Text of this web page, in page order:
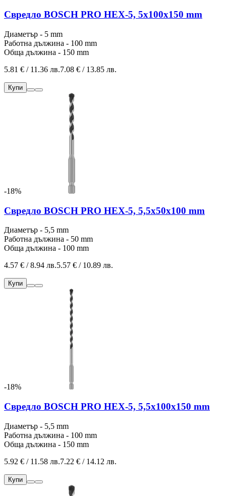
Свредло BOSCH PRO HEX-5, 5x100x150 mm
Диаметър - 5 mm
Работна дължина - 100 mm
Обща дължина - 150 mm
5.81 € / 11.36 лв.7.08 € / 13.85 лв.
Купи
-18%
Свредло BOSCH PRO HEX-5, 5,5x50x100 mm
Диаметър - 5,5 mm
Работна дължина - 50 mm
Обща дължина - 100 mm
4.57 € / 8.94 лв.5.57 € / 10.89 лв.
Купи
-18%
Свредло BOSCH PRO HEX-5, 5,5x100x150 mm
Диаметър - 5,5 mm
Работна дължина - 100 mm
Обща дължина - 150 mm
5.92 € / 11.58 лв.7.22 € / 14.12 лв.
Купи